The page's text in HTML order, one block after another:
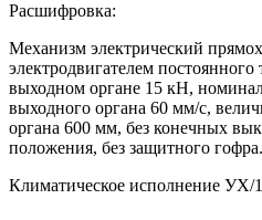
Расшифровка:
Механизм электрический
электродвигателем
выходном органе 15 кН,
выходного органа 60 мм/с,
органа 600 мм, без конечных
положения, без защитного гофра.
Климатическое исполнение